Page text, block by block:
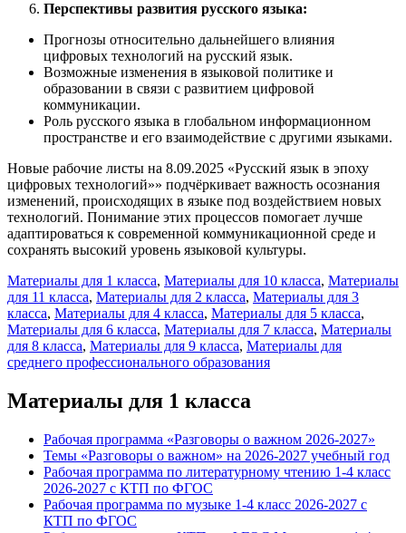
Перспективы развития русского языка:
Прогнозы относительно дальнейшего влияния
цифровых технологий на русский язык.
Возможные изменения в языковой политике и
образовании в связи с развитием цифровой
коммуникации.
Роль русского языка в глобальном информационном
пространстве и его взаимодействие с другими языками.
Новые рабочие листы на 8.09.2025 «Русский язык в эпоху
цифровых технологий»» подчёркивает важность осознания
изменений, происходящих в языке под воздействием новых
технологий. Понимание этих процессов помогает лучше
адаптироваться к современной коммуникационной среде и
сохранять высокий уровень языковой культуры.
Материалы для 1 класса, Материалы для 10 класса, Материалы
для 11 класса, Материалы для 2 класса, Материалы для 3
класса, Материалы для 4 класса, Материалы для 5 класса,
Материалы для 6 класса, Материалы для 7 класса, Материалы
для 8 класса, Материалы для 9 класса, Материалы для
среднего профессионального образования
Материалы для 1 класса
Рабочая программа «Разговоры о важном 2026-2027»
Темы «Разговоры о важном» на 2026-2027 учебный год
Рабочая программа по литературному чтению 1-4 класс
2026-2027 с КТП по ФГОС
Рабочая программа по музыке 1-4 класс 2026-2027 с
КТП по ФГОС